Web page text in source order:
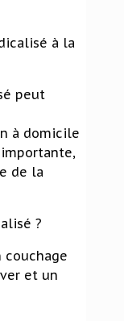
à la
peut
à domicile
de la
?
et un